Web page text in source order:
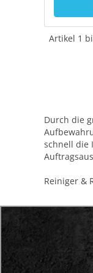
Artikel 1
Durch die
schnell die
Reiniger &